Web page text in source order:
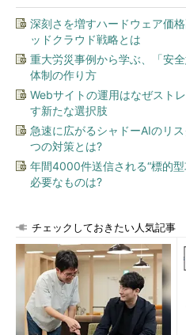
深刻さを増すハードウェア価
ッドクラウド戦略とは
重大労災事例から学ぶ、「安
体制の作り方
Webサイトの運用はなぜスト
す新たな選択肢
急速に広がるシャドーAIのリ
つの対策とは?
年間4000件送信される“標的
必要なものは?
チェックしておきたい人気記事